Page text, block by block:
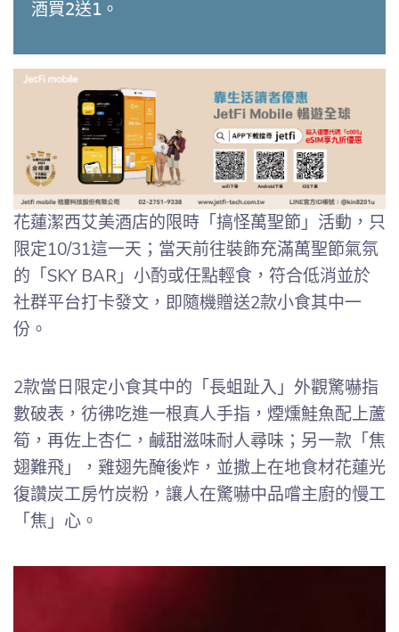
酒買2送1。
花蓮潔西艾美酒店的限時「搞怪萬聖節」活動，只
限定10/31這一天；當天前往裝飾充滿萬聖節氣氛
的「SKY BAR」小酌或任點輕食，符合低消並於
社群平台打卡發文，即隨機贈送2款小食其中一
份。
2款當日限定小食其中的「長蛆趾入」外觀驚嚇指
數破表，彷彿吃進一根真人手指，煙燻鮭魚配上蘆
筍，再佐上杏仁，鹹甜滋味耐人尋味；另一款「焦
翅難飛」，雞翅先醃後炸，並撒上在地食材花蓮光
復讚炭工房竹炭粉，讓人在驚嚇中品嚐主廚的慢工
「焦」心。